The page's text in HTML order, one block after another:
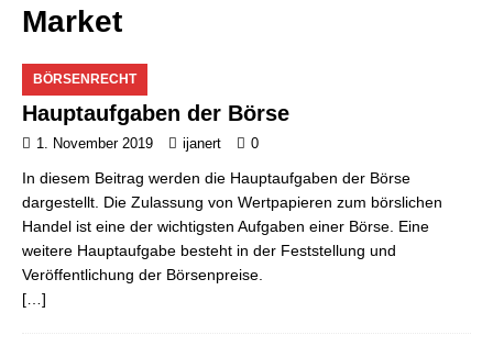
Market
BÖRSENRECHT
Hauptaufgaben der Börse
1. November 2019 ijanert 0
In diesem Beitrag werden die Hauptaufgaben der Börse
dargestellt. Die Zulassung von Wertpapieren zum börslichen
Handel ist eine der wichtigsten Aufgaben einer Börse. Eine
weitere Hauptaufgabe besteht in der Feststellung und
Veröffentlichung der Börsenpreise.
[…]